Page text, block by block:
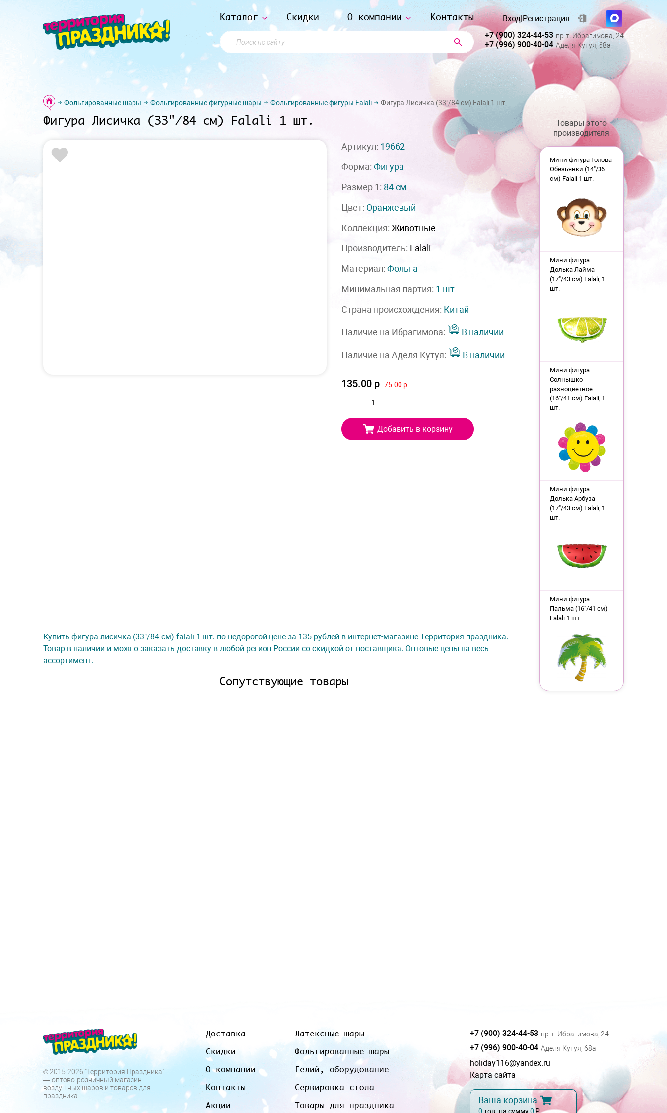
Каталог Скидки О компании Контакты
Поиск по сайту
Вход|Регистрация
+7 (900) 324-44-53 пр-т. Ибрагимова, 24
+7 (996) 900-40-04 Аделя Кутуя, 68а
Фольгированные шары Фольгированные фигурные шары Фольгированные фигуры Falali Фигура Лисичка (33"/84 см) Falali 1 шт.
Фигура Лисичка (33"/84 см) Falali 1 шт.
Артикул: 19662
Форма: Фигура
Размер 1: 84 см
Цвет: Оранжевый
Коллекция: Животные
Производитель: Falali
Материал: Фольга
Минимальная партия: 1 шт
Страна происхождения: Китай
Наличие на Ибрагимова: В наличии
Наличие на Аделя Кутуя: В наличии
135.00 р 75.00 р
Добавить в корзину
Купить фигура лисичка (33"/84 см) falali 1 шт. по недорогой цене за 135 рублей в интернет-магазине Территория праздника.
Товар в наличии и можно заказать доставку в любой регион России со скидкой от поставщика. Оптовые цены на весь
ассортимент.
Сопутствующие товары
Товары этого
производителя
Мини фигура Голова
Обезьянки (14"/36
см) Falali 1 шт.
Мини фигура
Долька Лайма
(17"/43 см) Falali, 1
шт.
Мини фигура
Солнышко
разноцветное
(16"/41 см) Falali, 1
шт.
Мини фигура
Долька Арбуза
(17"/43 см) Falali, 1
шт.
Мини фигура
Пальма (16"/41 см)
Falali 1 шт.
© 2015-2026 "Территория Праздника"
— оптово-розничный магазин
воздушных шаров и товаров для
праздника.
Доставка
Скидки
О компании
Контакты
Акции
Латексные шары
Фольгированные шары
Гелий, оборудование
Сервировка стола
Товары для праздника
+7 (900) 324-44-53 пр-т. Ибрагимова, 24
+7 (996) 900-40-04 Аделя Кутуя, 68а
holiday116@yandex.ru
Карта сайта
Ваша корзина
0 тов. на сумму0 Р